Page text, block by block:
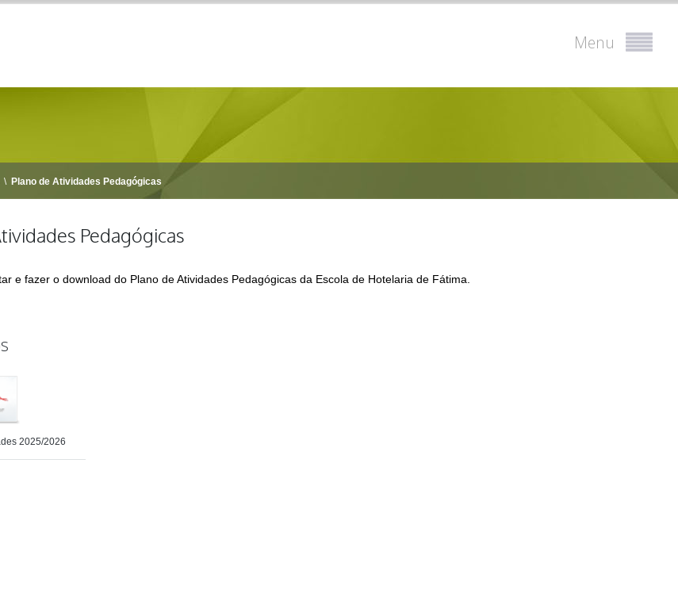
Menu
\ Plano de Atividades Pedagógicas
Pedagógicas
e fazer o download do Plano de Atividades Pedagógicas da Escola de Hotelaria de Fátima.
2025/2026